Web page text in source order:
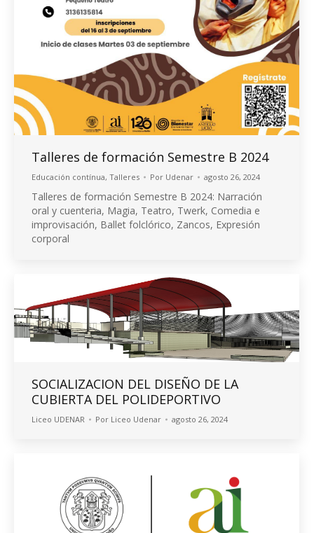
Talleres de formación Semestre B 2024
Educación contínua, Talleres Por Udenar agosto 26, 2024
Talleres de formación Semestre B 2024: Narración
oral y cuenteria, Magia, Teatro, Twerk, Comedia e
improvisación, Ballet folclórico, Zancos, Expresión
corporal
SOCIALIZACION DEL DISEÑO DE LA
CUBIERTA DEL POLIDEPORTIVO
Liceo UDENAR Por Liceo Udenar agosto 26, 2024